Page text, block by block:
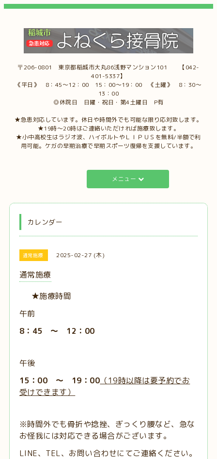
〒206-0801 東京都稲城市大丸86浅野マンション101 【042-
401-5337】
《平日》 8：45～12：00 15：00～19：00 《土曜》 8：30～
13：00
◎休院日 日曜・祝日・第4土曜日 P有
★急患対応しています。休日や時間外でも可能な限り応対致します。
★19時～20時はご連絡いただければ施療致します。
★小中高校生はラジオ波、ハイボルトやＬＩＰＵＳを無料/半額で利
用可能。ケガの早期治療で早期スポーツ復帰を支援しています。
メニュー
カレンダー
通常施療 2025-02-27 (木)
通常施療
★施療時間
午前
8：45 ～ 12：00
午後
15：00 ～ 19：00 （19時以降は要予約でお
受けできます）
※時間外でも骨折や捻挫、ぎっくり腰など、急な
お怪我には対応できる場合がございます。
LINE、TEL、お問い合わせにてご連絡ください。